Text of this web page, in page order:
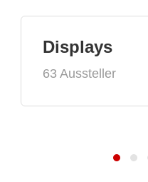
Displays
63 Aussteller